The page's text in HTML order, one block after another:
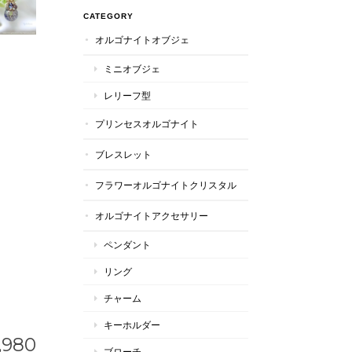
CATEGORY
オルゴナイトオブジェ
ミニオブジェ
レリーフ型
プリンセスオルゴナイト
ブレスレット
フラワーオルゴナイトクリスタル
オルゴナイトアクセサリー
ペンダント
リング
チャーム
キーホルダー